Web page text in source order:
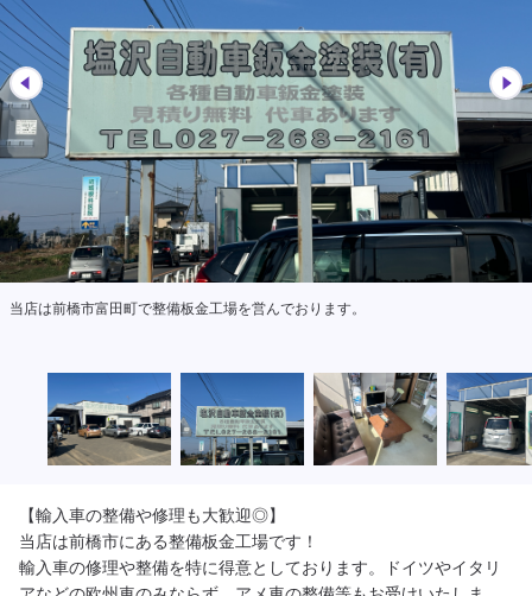
軽作業の合間など、室内で快適にお待ちいただけるスペースがございます。
【輸入車の整備や修理も大歓迎◎】
当店は前橋市にある整備板金工場です！
輸入車の修理や整備を特に得意としております。ドイツやイタリ